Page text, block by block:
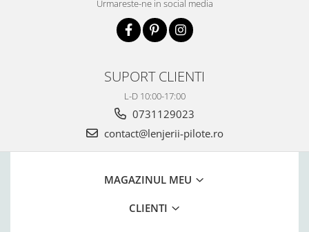
Urmareste-ne in social media
SUPORT CLIENTI
L-D 10:00-17:00
0731129023
contact@lenjerii-pilote.ro
MAGAZINUL MEU
CLIENTI